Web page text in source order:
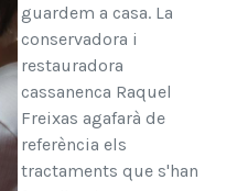
guardem a casa. La
conservadora i
restauradora
cassanenca Raquel
Freixas agafarà de
referència els
tractaments que s'han